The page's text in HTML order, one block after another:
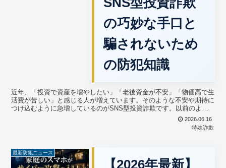
の巧妙な手口と
騙されないため
の防犯知識
近年、「投資で資産を増やしたい」「老後資金が不安」「物価高で生
活費が苦しい」と感じる人が増えています。そのような不安や期待に
つけ込むように急増しているのがSNS型投資詐欺です。以前のよう
な怪しい電話や不審な訪問ではなく、普段利用しているSN...2026.06.16
特殊詐欺
最新防犯ニュース
【2026年最新】